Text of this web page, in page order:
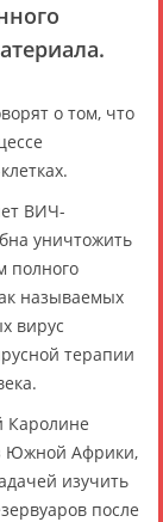
о том, что
ВИЧ-
уничтожить
полного
называемых
вирус
терапии
Каролине
Южной Африки,
изучить
после